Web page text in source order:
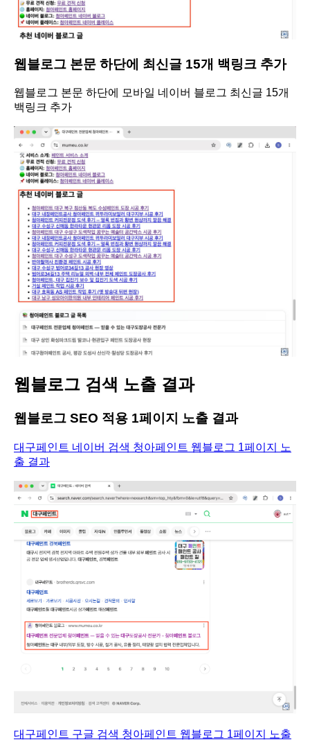
웹블로그 본문 하단에 최신글 15개 백링크 추가
웹블로그 본문 하단에 모바일 네이버 블로그 최신글 15개
백링크 추가
웹블로그 검색 노출 결과
웹블로그 SEO 적용 1페이지 노출 결과
대구페인트 네이버 검색 청아페인트 웹블로그 1페이지 노
출 결과
대구페인트 구글 검색 청아페인트 웹블로그 1페이지 노출